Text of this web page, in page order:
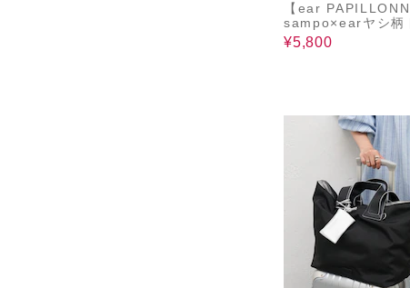
【ear
sampo×earヤシ柄
トバッグ
¥5,800